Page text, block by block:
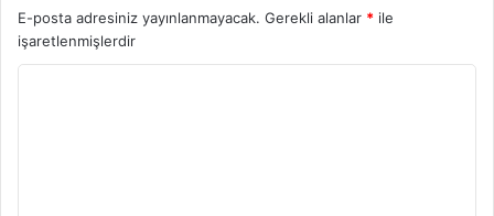
E-posta adresiniz yayınlanmayacak. Gerekli alanlar * ile
işaretlenmişlerdir